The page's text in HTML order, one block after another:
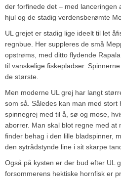
der forfinede det – med lanceringen
hjul og de stadig verdensberømte
UL grejet er stadig lige ideelt til let
regnbue. Her suppleres de små
opstrøms, med ditto flydende
til vanskelige fiskepladser.
de største.
Men moderne UL grej har langt
som så. Således kan man med stort
spinnegrej med til å, sø og mose,
aborrer. Man skal blot regne med at
finder behag i den lille bladspinner,
den sytrådstynde line i sit skarpe
Også på kysten er der bud efter UL
forsommerens hektiske hornfisk er